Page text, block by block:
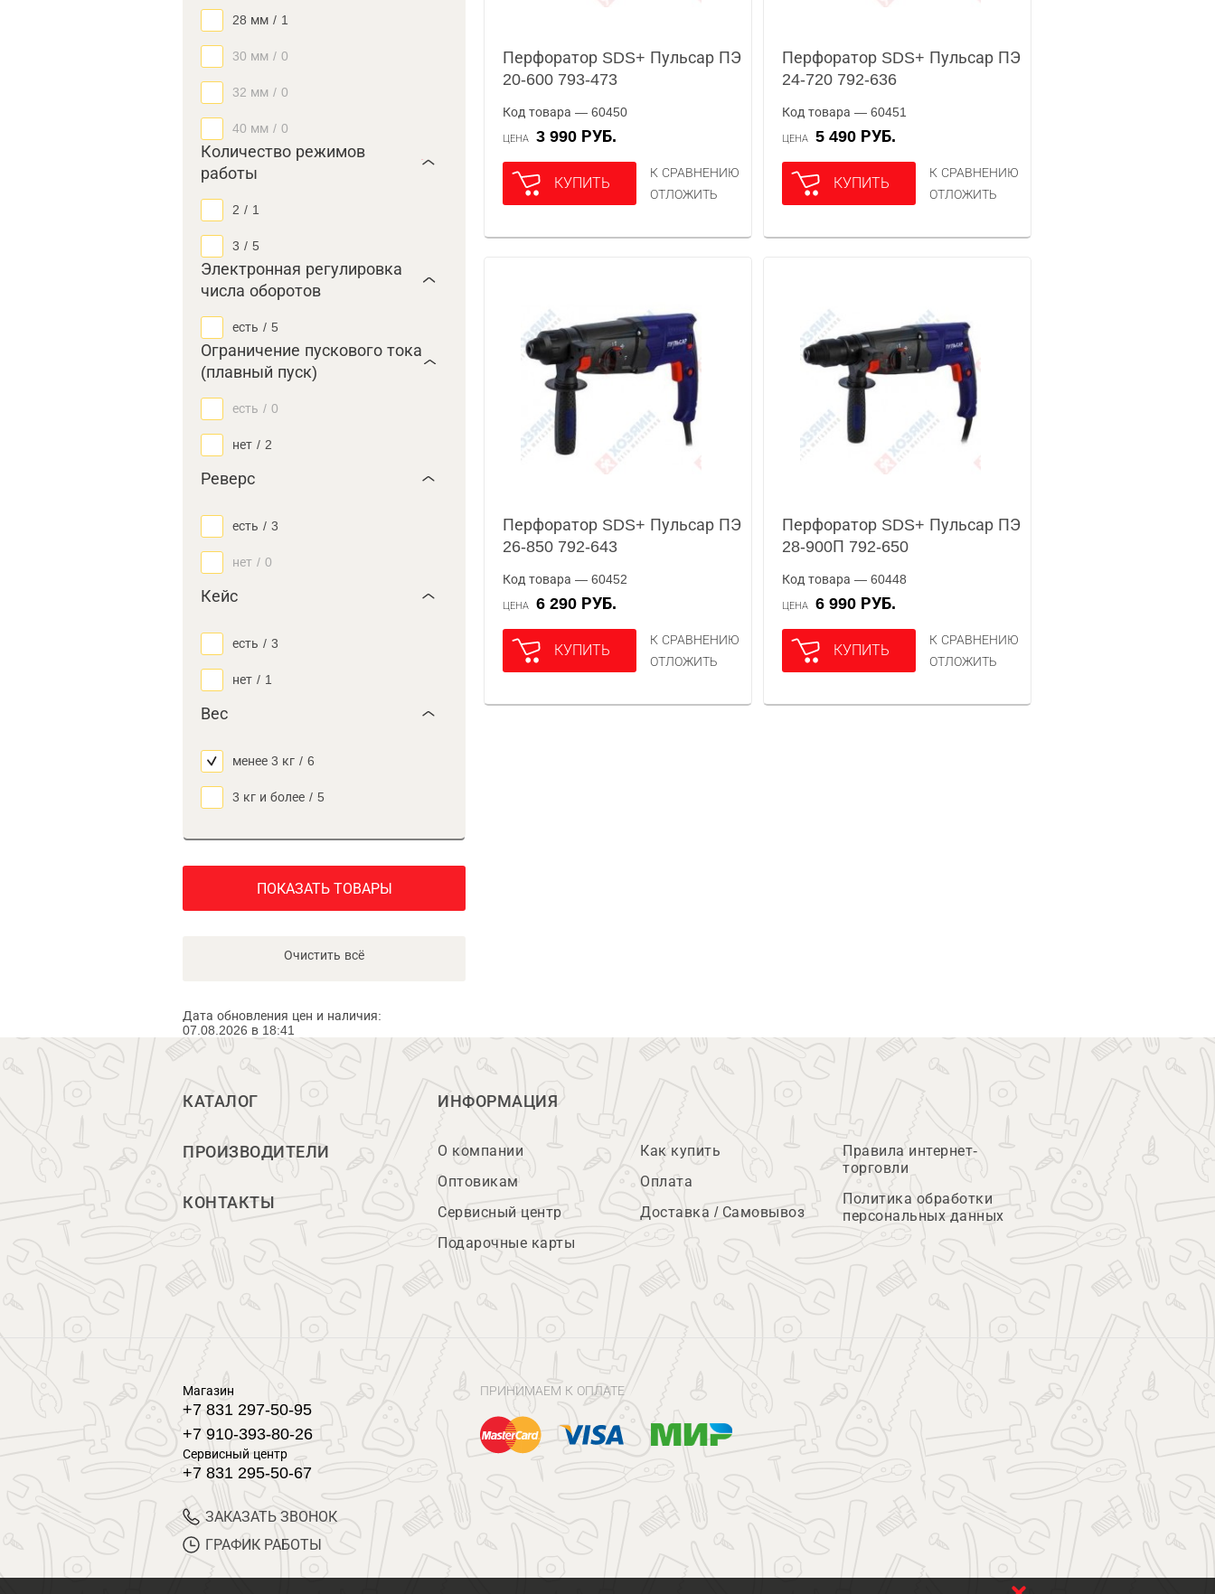
28 мм / 1
30 мм / 0
32 мм / 0
40 мм / 0
Количество режимов
работы
2 / 1
3 / 5
Электронная регулировка
числа оборотов
есть / 5
Ограничение пускового тока
(плавный пуск)
есть / 0
нет / 2
Реверс
есть / 3
нет / 0
Кейс
есть / 3
нет / 1
Вес
менее 3 кг / 6
3 кг и более / 5
ПОКАЗАТЬ ТОВАРЫ
Очистить всё
Дата обновления цен и наличия:
07.08.2026 в 18:41
Перфоратор SDS+ Пульсар ПЭ
20-600 793-473
Код товара — 60450
ЦЕНА 3 990 РУБ.
КУПИТЬ
К СРАВНЕНИЮ
ОТЛОЖИТЬ
Перфоратор SDS+ Пульсар ПЭ
24-720 792-636
Код товара — 60451
ЦЕНА 5 490 РУБ.
КУПИТЬ
К СРАВНЕНИЮ
ОТЛОЖИТЬ
Перфоратор SDS+ Пульсар ПЭ
26-850 792-643
Код товара — 60452
ЦЕНА 6 290 РУБ.
КУПИТЬ
К СРАВНЕНИЮ
ОТЛОЖИТЬ
Перфоратор SDS+ Пульсар ПЭ
28-900П 792-650
Код товара — 60448
ЦЕНА 6 990 РУБ.
КУПИТЬ
К СРАВНЕНИЮ
ОТЛОЖИТЬ
КАТАЛОГ
ПРОИЗВОДИТЕЛИ
КОНТАКТЫ
ИНФОРМАЦИЯ
О компании
Оптовикам
Сервисный центр
Подарочные карты
Как купить
Оплата
Доставка / Самовывоз
Правила интернет-
торговли
Политика обработки
персональных данных
Магазин
+7 831 297-50-95
+7 910-393-80-26
Сервисный центр
+7 831 295-50-67
ЗАКАЗАТЬ ЗВОНОК
ГРАФИК РАБОТЫ
ПРИНИМАЕМ К ОПЛАТЕ